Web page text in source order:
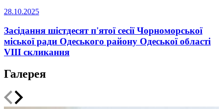
28.10.2025
Засідання шістдесят п'ятої сесії Чорноморської
міської ради Одеського району Одеської області
VIII скликання
Галерея